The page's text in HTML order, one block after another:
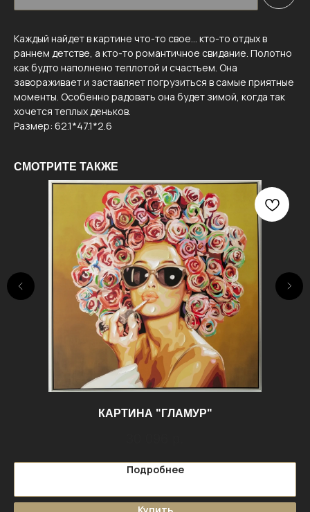
Каждый найдет в картине что-то свое… кто-то отдых в
раннем детстве, а кто-то романтичное свидание. Полотно
как будто наполнено теплотой и счастьем. Она
завораживает и заставляет погрузиться в самые приятные
моменты. Особенно радовать она будет зимой, когда так
хочется теплых деньков.
Размер: 62.1*47.1*2.6
СМОТРИТЕ ТАКЖЕ
КАРТИНА "ГЛАМУР"
Подробнее